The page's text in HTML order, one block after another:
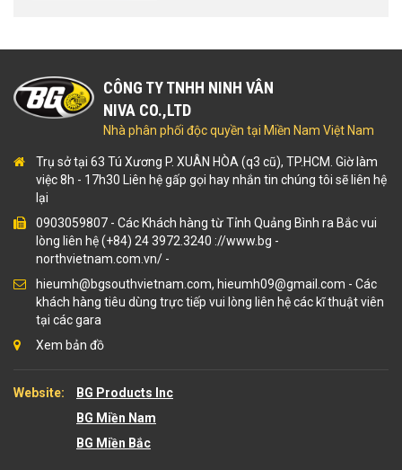
CÔNG TY TNHH NINH VÂN
NIVA CO.,LTD
Nhà phân phối độc quyền tại Miền Nam Việt Nam
Trụ sở tại 63 Tú Xương P. XUÂN HÒA (q3 cũ), TP.HCM. Giờ làm
việc 8h - 17h30 Liên hệ gấp gọi hay nhắn tin chúng tôi sẽ liên hệ
lại
0903059807 - Các Khách hàng từ Tỉnh Quảng Bình ra Bắc vui
lòng liên hệ (+84) 24 3972.3240 ://www.bg -
northvietnam.com.vn/ -
hieumh@bgsouthvietnam.com, hieumh09@gmail.com - Các
khách hàng tiêu dùng trực tiếp vui lòng liên hệ các kĩ thuật viên
tại các gara
Xem bản đồ
Website:
BG Products Inc
BG Miền Nam
BG Miền Bắc